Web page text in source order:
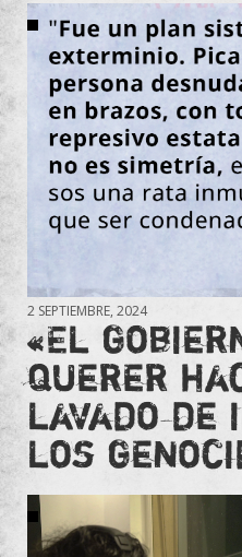
2 SEPTIEMBRE, 2024
«El
querer
lavado de
los